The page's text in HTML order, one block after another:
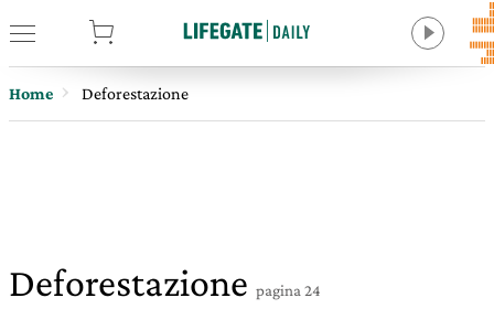
Home Deforestazione
Deforestazione pagina 24